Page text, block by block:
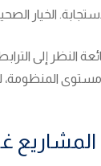
الخيار
النظر إلى